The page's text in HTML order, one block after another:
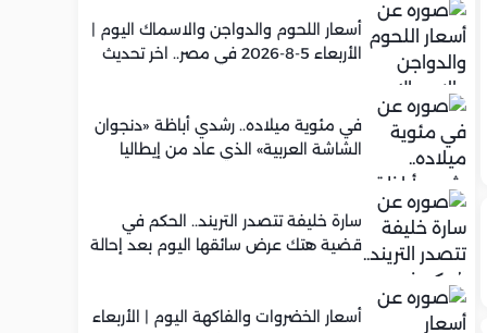
أسعار اللحوم والدواجن والاسماك اليوم |
الأربعاء 5-8-2026 في مصر.. اخر تحديث
في مئوية ميلاده.. رشدي أباظة «دنجوان
الشاشة العربية» الذي عاد من إيطاليا
سارة خليفة تتصدر التريند.. الحكم في
قضية هتك عرض سائقها اليوم بعد إحالة
أسعار الخضروات والفاكهة اليوم | الأربعاء